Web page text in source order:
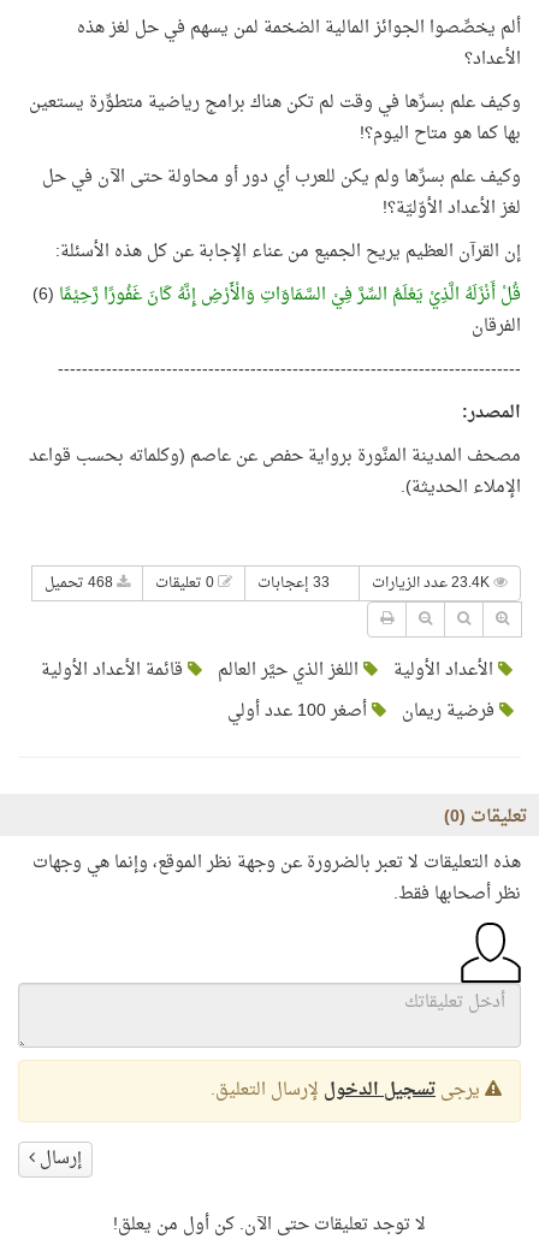
ألم يخصِّصوا الجوائز المالية الضخمة لمن يسهم في حل لغز هذه
الأعداد؟
وكيف علم بسرِّها في وقت لم تكن هناك برامج رياضية متطوِّرة يستعين
بها كما هو متاح اليوم؟!
وكيف علم بسرِّها ولم يكن للعرب أي دور أو محاولة حتى الآن في حل
لغز الأعداد الأوّليّة؟!
إن القرآن العظيم يريح الجميع من عناء الإجابة عن كل هذه الأسئلة:
قُلْ أَنْزَلَهُ الَّذِيْ يَعْلَمُ السِّرَّ فِيْ السَّمَاوَاتِ وَالْأَرْضِ إِنَّهُ كَانَ غَفُورًا رَّحِيْمًا
(6)
الفرقان
-----------------------------------------------------------------------------
المصدر:
مصحف المدينة المنَّورة برواية حفص عن عاصم (وكلماته بحسب قواعد
الإملاء الحديثة).
33 إعجابات
الأعداد الأولية اللغز الذي حيَّر العالم
قائمة الأعداد الأولية
فرضية ريمان
أصغر 100 عدد أولي
تعليقات (0
)
هذه التعليقات لا تعبر بالضرورة عن وجهة نظر الموقع، وإنما هي وجهات
نظر أصحابها فقط.
يرجىتسجيل الدخول لإرسال التعليق.
إرسال
لا توجد تعليقات حتى الآن. كن أول من يعلق!